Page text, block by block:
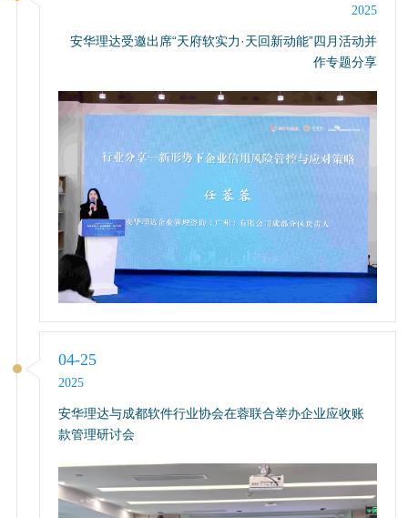
2025
安华理达受邀出席“天府软实力·天回新动能”四月活动并
作专题分享
04-25
2025
安华理达与成都软件行业协会在蓉联合举办企业应收账
款管理研讨会